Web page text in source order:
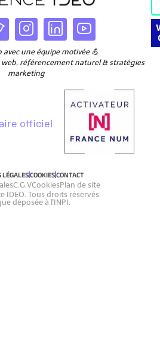
avec une équipe motivée 💪
référencement naturel & stratégies
marketing
COOKIESCONTACT
C.G.VCookiesPlan de site
IDEO. Tous droits réservés.
déposée à l'INPI.